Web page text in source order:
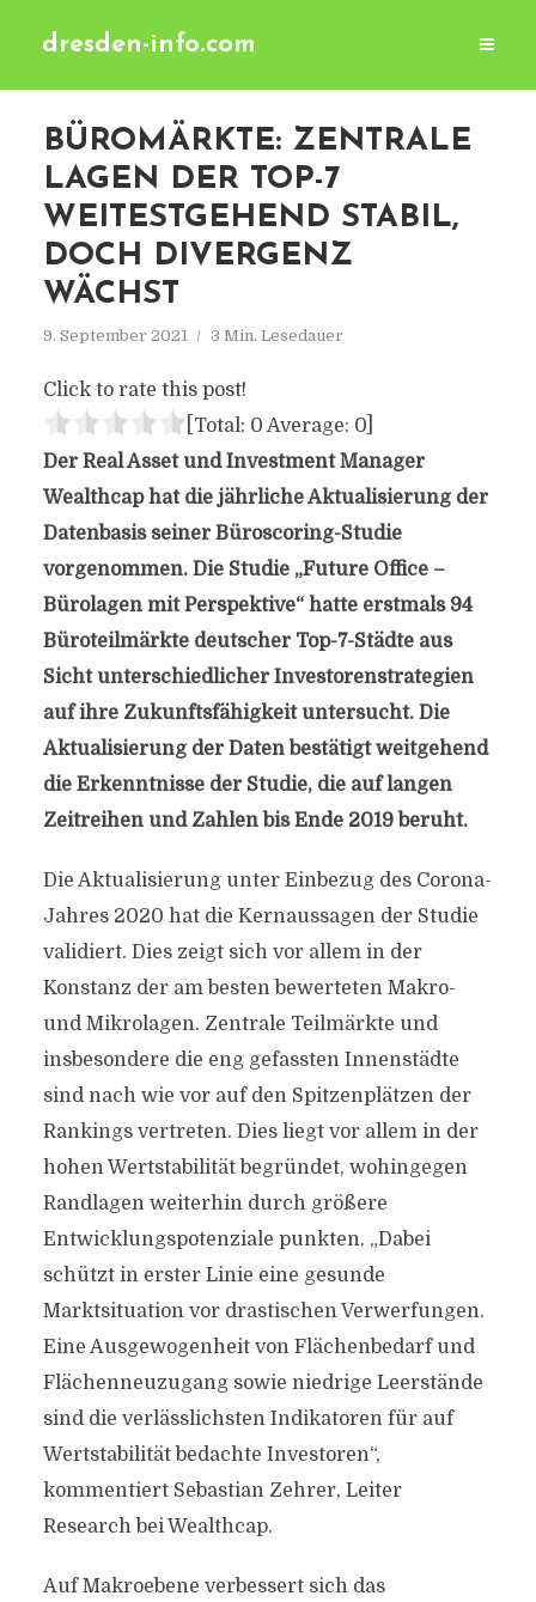
dresden-info.com
BÜROMÄRKTE: ZENTRALE
LAGEN DER TOP-7
WEITESTGEHEND STABIL,
DOCH DIVERGENZ
WÄCHST
9. September 2021 3 Min. Lesedauer
Click to rate this post!
[Total: 0 Average: 0]
Der Real Asset und Investment Manager
Wealthcap hat die jährliche Aktualisierung der
Datenbasis seiner Büroscoring-Studie
vorgenommen. Die Studie „Future Office –
Bürolagen mit Perspektive“ hatte erstmals 94
Büroteilmärkte deutscher Top-7-Städte aus
Sicht unterschiedlicher Investorenstrategien
auf ihre Zukunftsfähigkeit untersucht. Die
Aktualisierung der Daten bestätigt weitgehend
die Erkenntnisse der Studie, die auf langen
Zeitreihen und Zahlen bis Ende 2019 beruht.
Die Aktualisierung unter Einbezug des Corona-
Jahres 2020 hat die Kernaussagen der Studie
validiert. Dies zeigt sich vor allem in der
Konstanz der am besten bewerteten Makro-
und Mikrolagen. Zentrale Teilmärkte und
insbesondere die eng gefassten Innenstädte
sind nach wie vor auf den Spitzenplätzen der
Rankings vertreten. Dies liegt vor allem in der
hohen Wertstabilität begründet, wohingegen
Randlagen weiterhin durch größere
Entwicklungspotenziale punkten. „Dabei
schützt in erster Linie eine gesunde
Marktsituation vor drastischen Verwerfungen.
Eine Ausgewogenheit von Flächenbedarf und
Flächenneuzugang sowie niedrige Leerstände
sind die verlässlichsten Indikatoren für auf
Wertstabilität bedachte Investoren“,
kommentiert Sebastian Zehrer, Leiter
Research bei Wealthcap.
Auf Makroebene verbessert sich das